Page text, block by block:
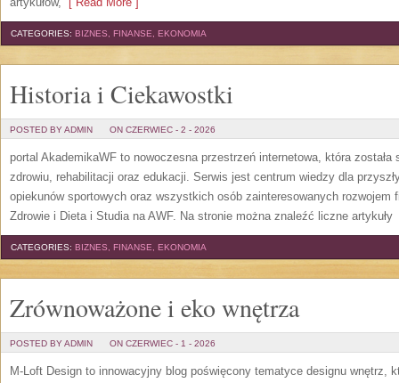
CATEGORIES: BIZNES, FINANSE, EKONOMIA
Historia i Ciekawostki
POSTED BY ADMIN ON CZERWIEC - 2 - 2026
portal AkademikaWF to nowoczesna przestrzeń internetowa, która
zdrowiu, rehabilitacji oraz edukacji. Serwis jest centrum wiedzy dla
opiekunów sportowych oraz wszystkich osób zainteresowanych rozwojem
Zdrowie i Dieta i Studia na AWF. Na stronie można znaleźć liczne artykuły
CATEGORIES: BIZNES, FINANSE, EKONOMIA
Zrównoważone i eko wnętrza
POSTED BY ADMIN ON CZERWIEC - 1 - 2026
M-Loft Design to innowacyjny blog poświęcony tematyce designu wnętrz,